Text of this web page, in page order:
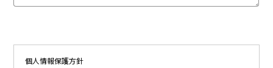
個人情報保護方針